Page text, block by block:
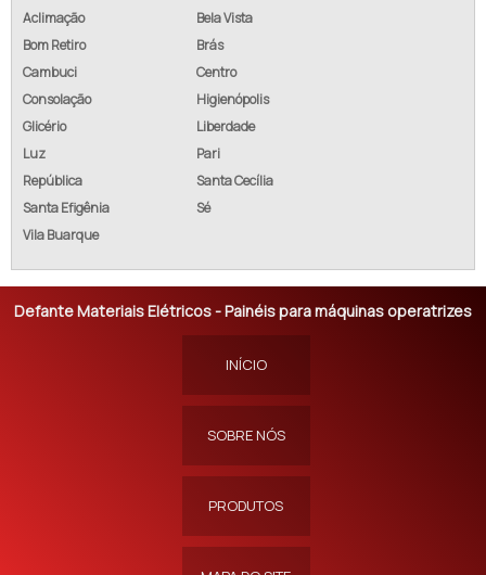
Aclimação
Bela Vista
Bom Retiro
Brás
Cambuci
Centro
Consolação
Higienópolis
Glicério
Liberdade
Luz
Pari
República
Santa Cecília
Santa Efigênia
Sé
Vila Buarque
Defante Materiais Elétricos - Painéis para máquinas operatrizes
INÍCIO
SOBRE NÓS
PRODUTOS